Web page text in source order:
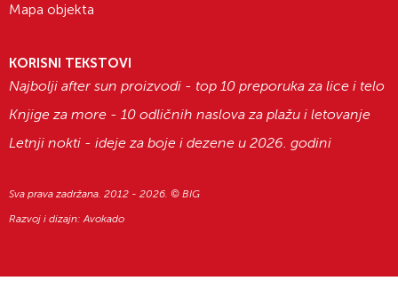
Mapa objekta
KORISNI TEKSTOVI
Najbolji after sun proizvodi - top 10 preporuka za lice i telo
Knjige za more - 10 odličnih naslova za plažu i letovanje
Letnji nokti - ideje za boje i dezene u 2026. godini
Sva prava zadržana. 2012 - 2026. © BIG
Razvoj i dizajn:Avokado